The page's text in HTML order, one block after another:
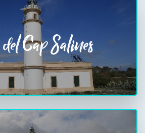
Cap Salines